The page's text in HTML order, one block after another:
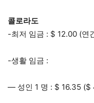
콜로라도
-최저 임금 : $ 12.00 (연
-생활 임금 :
— 성인 1 명 : $ 16.35 ($